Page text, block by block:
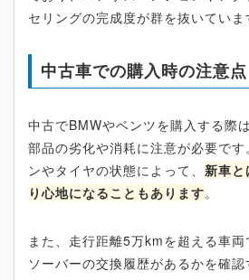
セリングの完成度が群を抜いていま
中古車での購入時の注意点
中古でBMWやベンツを購入する際
部品の劣化や消耗に注意が必要です
ンやタイヤの状態によって、 新車
り心地になることもあります。
また、走行距離5万kmを超える車
ソーバーの交換履歴があるかを確認